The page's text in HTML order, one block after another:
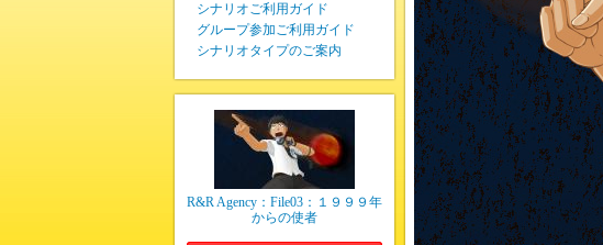
シナリオご利用ガイド
グループ参加ご利用ガイド
シナリオタイプのご案内
R&R Agency：File03：１９９９年
からの使者